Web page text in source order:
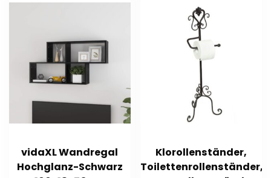
vidaXL Wandregal
Hochglanz-Schwarz
Klorollenständer,
Toilettenrollenständer,